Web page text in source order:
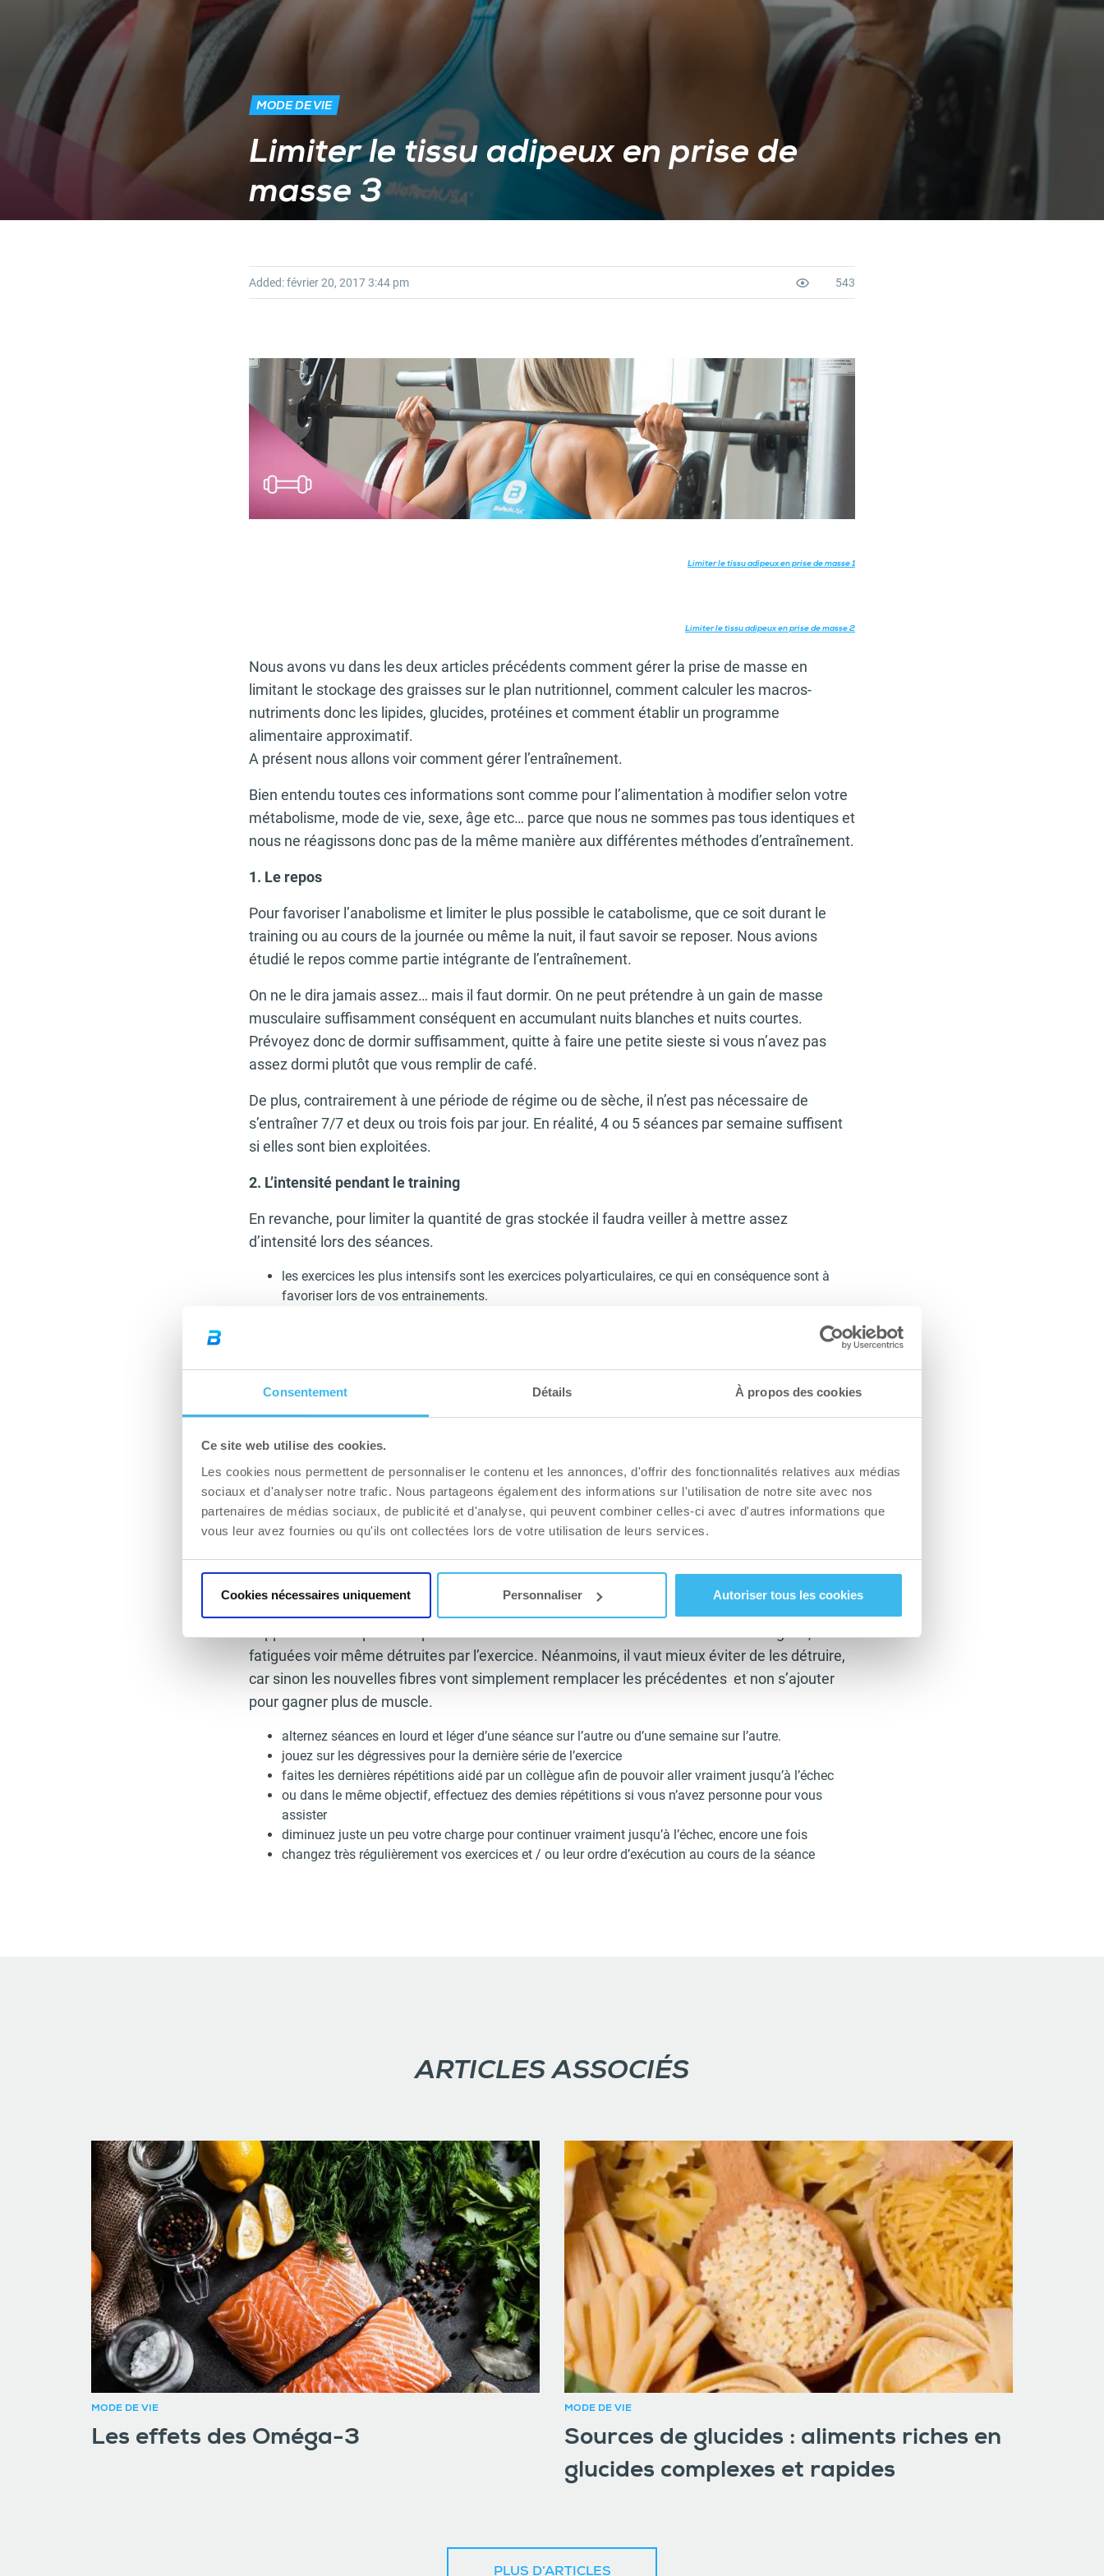
Consentement Détails À propos des cookies
Ce site web utilise des cookies.
Les cookies nous permettent de personnaliser le contenu et les annonces, d'offrir des fonctionnalités relatives aux médias
sociaux et d'analyser notre trafic. Nous partageons également des informations sur l'utilisation de notre site avec nos
partenaires de médias sociaux, de publicité et d'analyse, qui peuvent combiner celles-ci avec d'autres informations que
vous leur avez fournies ou qu'ils ont collectées lors de votre utilisation de leurs services.
Cookies nécessaires uniquement Personnaliser Autoriser tous les cookies
MODE DE VIE
Limiter le tissu adipeux en prise de
masse 3
Added:février 20, 20173:44 pm 543
Limiter le tissu adipeux en prise de masse 1
Limiter le tissu adipeux en prise de masse 2
Nous avons vu dans les deux articles précédents comment gérer la prise de masse en
limitant le stockage des graisses sur le plan nutritionnel, comment calculer les macros-
nutriments donc les lipides, glucides, protéines et comment établir un programme
alimentaire approximatif.
A présent nous allons voir comment gérer l’entraînement.
Bien entendu toutes ces informations sont comme pour l’alimentation à modifier selon votre
métabolisme, mode de vie, sexe, âge etc… parce que nous ne sommes pas tous identiques et
nous ne réagissons donc pas de la même manière aux différentes méthodes d’entraînement.
1. Le repos
Pour favoriser l’anabolisme et limiter le plus possible le catabolisme, que ce soit durant le
training ou au cours de la journée ou même la nuit, il faut savoir se reposer. Nous avions
étudié le repos comme partie intégrante de l’entraînement.
On ne le dira jamais assez… mais il faut dormir. On ne peut prétendre à un gain de masse
musculaire suffisamment conséquent en accumulant nuits blanches et nuits courtes.
Prévoyez donc de dormir suffisamment, quitte à faire une petite sieste si vous n’avez pas
assez dormi plutôt que vous remplir de café.
De plus, contrairement à une période de régime ou de sèche, il n’est pas nécessaire de
s’entraîner 7/7 et deux ou trois fois par jour. En réalité, 4 ou 5 séances par semaine suffisent
si elles sont bien exploitées.
2. L’intensité pendant le training
En revanche, pour limiter la quantité de gras stockée il faudra veiller à mettre assez
d’intensité lors des séances.
les exercices les plus intensifs sont les exercices polyarticulaires, ce qui en conséquence sont à
favoriser lors de vos entrainements.
recrutent les fibres musculaires de différents muscles. Pour favoriser le gain de muscle, augmentez
départ.
ajoutez un exercice d’isolation en fin de séance sur le muscle que vous souhaitez cibler. Un muscle
en retard ou un muscle auquel vous souhaitez ajouter plus de galbe.
Optez davantage pour une séance cardio modérée et préférez l’intensité pour vos séances
de muscu. Par exemple, deux joggings par semaine, quelques séances de marche rapide, du
vélo elliptique…
Choquer le muscle, c’est ce qui le fait grossir. Le stress supplémentaire généré par
fatiguées voir même détruites par l’exercice. Néanmoins, il vaut mieux éviter de les détruire,
car sinon les nouvelles fibres vont simplement remplacer les précédentes et non s’ajouter
pour gagner plus de muscle.
alternez séances en lourd et léger d’une séance sur l’autre ou d’une semaine sur l’autre.
jouez sur les dégressives pour la dernière série de l’exercice
faites les dernières répétitions aidé par un collègue afin de pouvoir aller vraiment jusqu’à l’échec
ou dans le même objectif, effectuez des demies répétitions si vous n’avez personne pour vous
assister
diminuez juste un peu votre charge pour continuer vraiment jusqu’à l’échec, encore une fois
changez très régulièrement vos exercices et / ou leur ordre d’exécution au cours de la séance
ARTICLES ASSOCIÉS
MODE DE VIE
Les effets des Oméga-3
MODE DE VIE
Sources de glucides : aliments riches en
glucides complexes et rapides
PLUS D’ARTICLES